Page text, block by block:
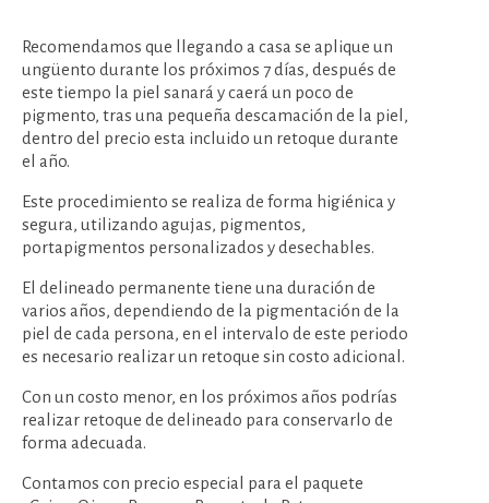
Recomendamos que llegando a casa se aplique un
ungüento durante los próximos 7 días, después de
este tiempo la piel sanará y caerá un poco de
pigmento, tras una pequeña descamación de la piel,
dentro del precio esta incluido un retoque durante
el año.
Este procedimiento se realiza de forma higiénica y
segura, utilizando agujas, pigmentos,
portapigmentos personalizados y desechables.
El delineado permanente tiene una duración de
varios años, dependiendo de la pigmentación de la
piel de cada persona, en el intervalo de este periodo
es necesario realizar un retoque sin costo adicional.
Con un costo menor, en los próximos años podrías
realizar retoque de delineado para conservarlo de
forma adecuada.
Contamos con precio especial para el paquete